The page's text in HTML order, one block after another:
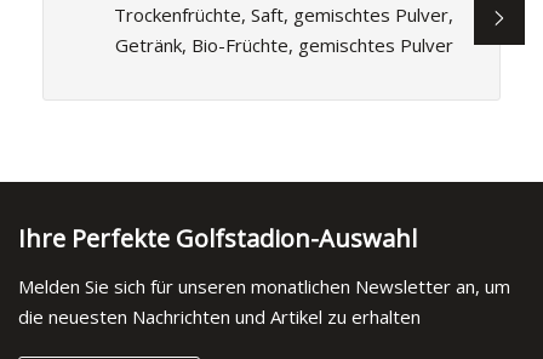
Trockenfrüchte, Saft, gemischtes Pulver,
Getränk, Bio-Früchte, gemischtes Pulver
Ihre Perfekte Golfstadion-Auswahl
Melden Sie sich für unseren monatlichen Newsletter an, um
die neuesten Nachrichten und Artikel zu erhalten